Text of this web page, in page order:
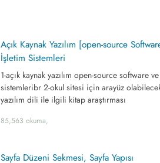
Açık Kaynak Yazılım [open-source
İşletim Sistemleri
1-açık kaynak yazılım open-source software
sistemleribr 2-okul sitesi için arayüz
yazılım dili ile ilgili kitap araştırması
85,563 okuma,
Sayfa Düzeni Sekmesi, Sayfa Yapısı